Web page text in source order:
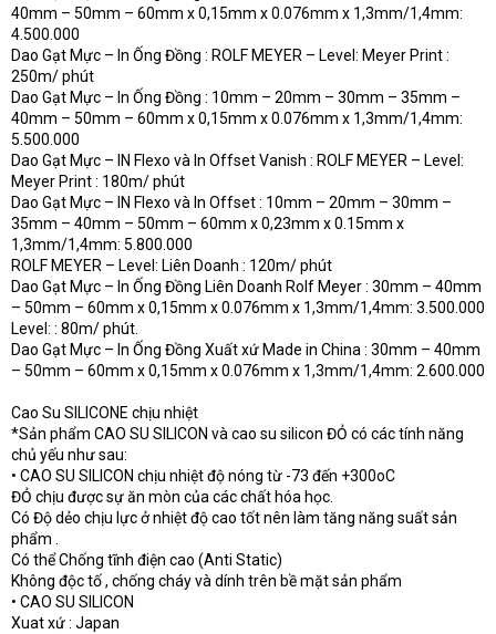
40mm – 50mm – 60mm x 0,15mm x 0.076mm x 1,3mm/1,4mm:
4.500.000
Dao Gạt Mực – In Ống Đồng : ROLF MEYER – Level: Meyer Print :
250m/ phút
Dao Gạt Mực – In Ống Đồng : 10mm – 20mm – 30mm – 35mm –
40mm – 50mm – 60mm x 0,15mm x 0.076mm x 1,3mm/1,4mm:
5.500.000
Dao Gạt Mực – IN Flexo và In Offset Vanish : ROLF MEYER – Level:
Meyer Print : 180m/ phút
Dao Gạt Mực – IN Flexo và In Offset : 10mm – 20mm – 30mm –
35mm – 40mm – 50mm – 60mm x 0,23mm x 0.15mm x
1,3mm/1,4mm: 5.800.000
ROLF MEYER – Level: Liên Doanh : 120m/ phút
Dao Gạt Mực – In Ống Đồng Liên Doanh Rolf Meyer : 30mm – 40mm
– 50mm – 60mm x 0,15mm x 0.076mm x 1,3mm/1,4mm: 3.500.000
Level: : 80m/ phút.
Dao Gạt Mực – In Ống Đồng Xuất xứ Made in China : 30mm – 40mm
– 50mm – 60mm x 0,15mm x 0.076mm x 1,3mm/1,4mm: 2.600.000
Cao Su SILICONE chịu nhiệt
*Sản phẩm CAO SU SILICON và cao su silicon ĐỎ có các tính năng
chủ yếu như sau:
• CAO SU SILICON chịu nhiệt độ nóng từ -73 đến +300oC
ĐỎ chịu được sự ăn mòn của các chất hóa học.
Có Độ dẻo chịu lực ở nhiệt độ cao tốt nên làm tăng năng suất sản
phẩm .
Có thể Chống tĩnh điện cao (Anti Static)
Không độc tố , chống cháy và dính trên bề mặt sản phẩm
• CAO SU SILICON
Xuat xứ : Japan